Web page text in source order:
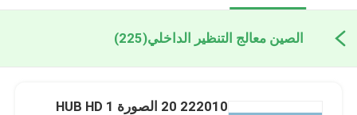
الصين معالج التنظير الداخلي(225)
222010 20 الصورة 1 HUB HD